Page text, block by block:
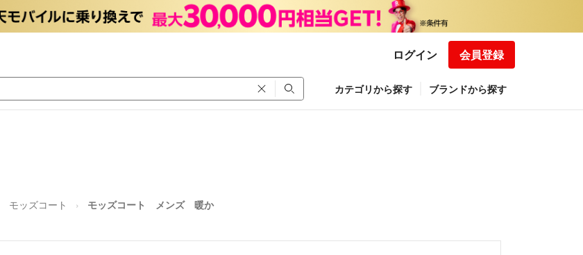
ログイン 会員登録
カテゴリから探す ブランドから探す
モッズコート モッズコート メンズ 暖か